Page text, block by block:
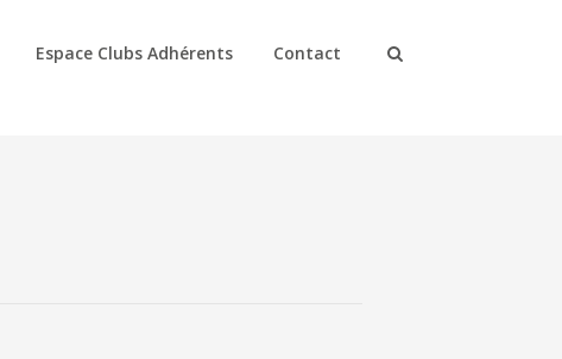
Espace Clubs Adhérents Contact